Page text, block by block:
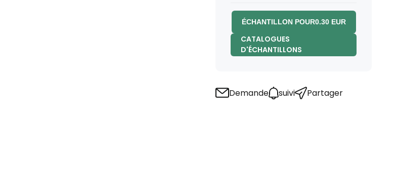
ÉCHANTILLON POUR0.30 EUR
CATALOGUES
D'ÉCHANTILLONS
Demande suivi Partager